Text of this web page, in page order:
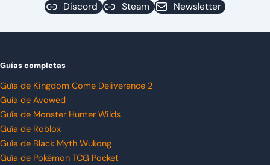
Discord
Steam Newsletter
Guías completas
Guía de Kingdom Come Deliverance 2
Guía de Avowed
Guía de Monster Hunter Wilds
Guía de Roblox
Guía de Black Myth Wukong
Guía de Pokémon TCG Pocket